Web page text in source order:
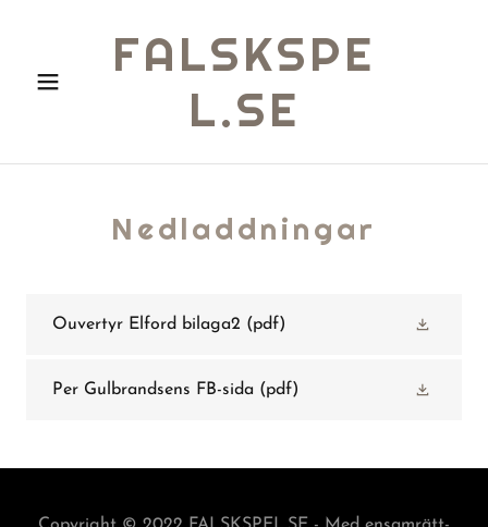
FALSKSPE
L.SE
Nedladdningar
Ouvertyr Elford bilaga2 (pdf)
Per Gulbrandsens FB-sida (pdf)